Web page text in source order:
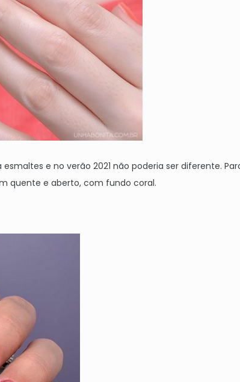
e no verão 2021 não poderia ser diferente.
quente e aberto, com fundo coral.